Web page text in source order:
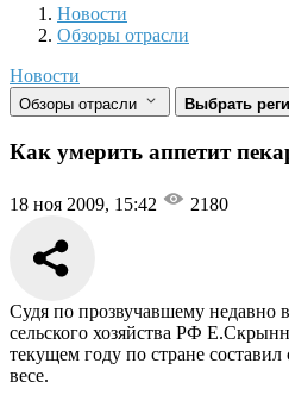
Новости
Разделы
Новости
Обзоры отрасли
Новости
Обзоры отрасли Выбрать
Как умерить аппетит
18 ноя 2009, 15:42 2180
Судя по прозвучавшему недавно
сельского хозяйства РФ
текущем году по стране
весе.